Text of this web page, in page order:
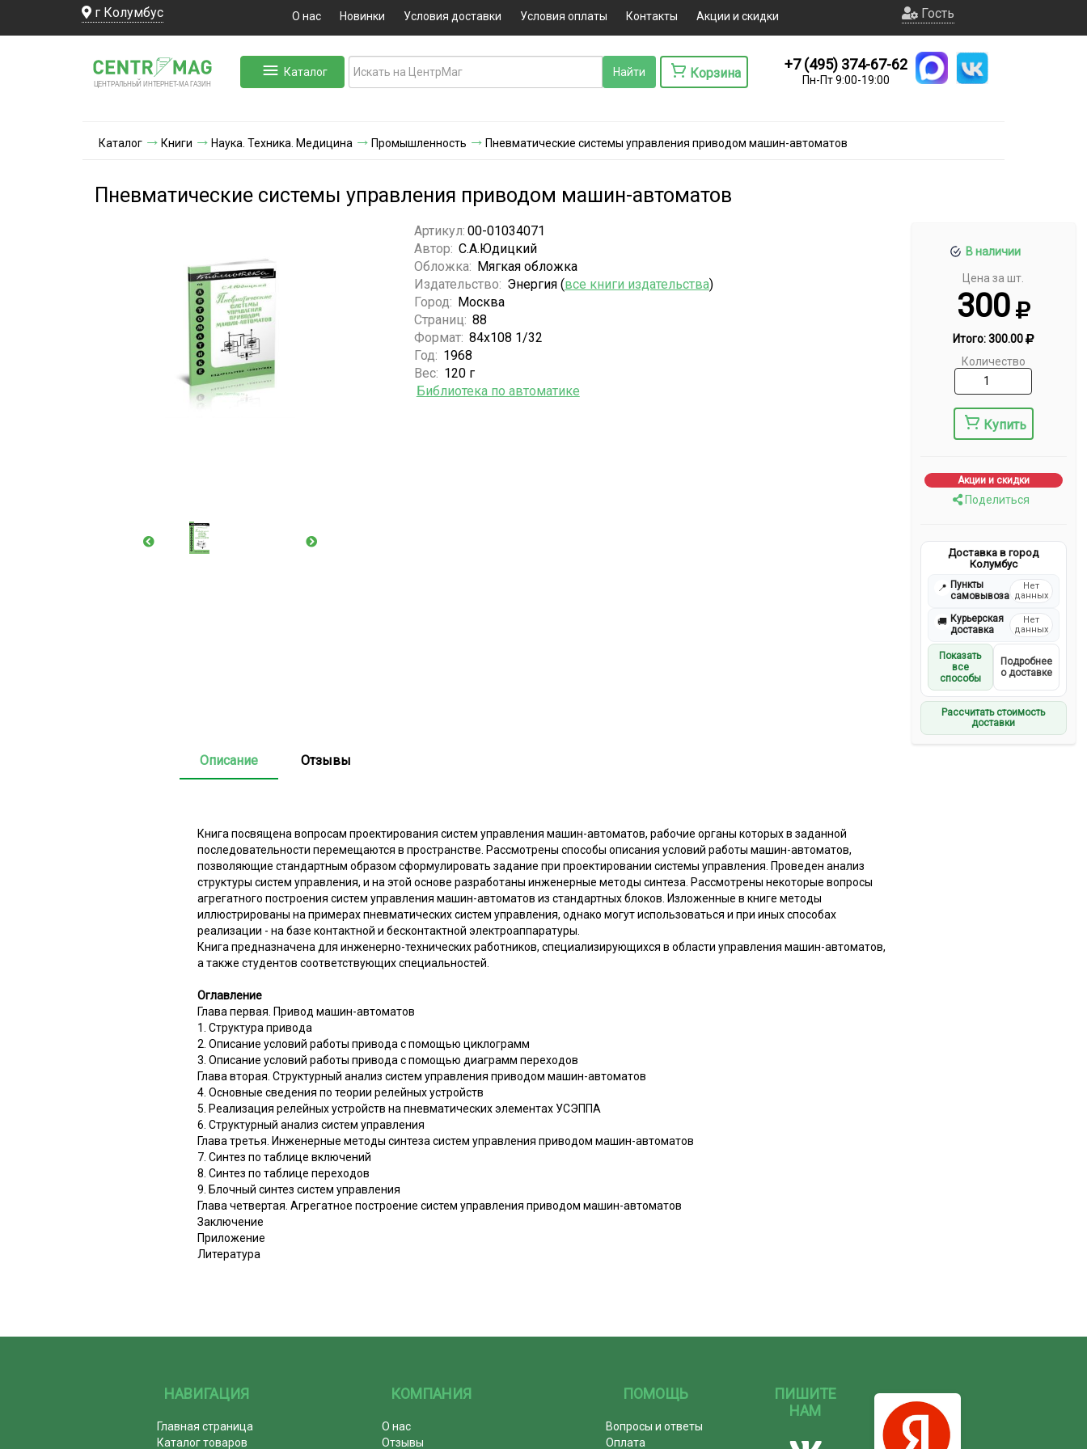
г Колумбус О нас Новинки Условия доставки Условия оплаты Контакты Акции и скидки Гость
ЦЕНТРАЛЬНЫЙ ИНТЕРНЕТ-МА ГАЗИН
Каталог Корзина
+7 (495) 374-67-62
Пн-Пт 9:00-19:00
Каталог Книги Наука. Техника. Медицина Промышленность Пневматические системы управления приводом машин-автоматов
Пневматические системы управления приводом машин-автоматов
В наличии
Цена за шт.
300
Итого:300.00
Количество
Купить
Акции и скидки
Поделиться
Доставка в город
Колумбус
📍 Пункты
самовывоза
Нет
данных
🚚 Курьерская
доставка
Нет
данных
Показать
все
способы
Подробнее
о доставке
Рассчитать стоимость
доставки
Артикул: 00-01034071
Автор: С.А.Юдицкий
Обложка: Мягкая обложка
Издательство: Энергия (все книги издательства)
Город: Москва
Страниц: 88
Формат: 84x108 1/32
Год: 1968
Вес: 120 г
Библиотека по автоматике
Описание Отзывы
Книга посвящена вопросам проектирования систем управления машин-автоматов, рабочие органы которых в заданной
последовательности перемещаются в пространстве. Рассмотрены способы описания условий работы машин-автоматов,
позволяющие стандартным образом сформулировать задание при проектировании системы управления. Проведен анализ
структуры систем управления, и на этой основе разработаны инженерные методы синтеза. Рассмотрены некоторые вопросы
агрегатного построения систем управления машин-автоматов из стандартных блоков. Изложенные в книге методы
иллюстрированы на примерах пневматических систем управления, однако могут использоваться и при иных способах
реализации - на базе контактной и бесконтактной электроаппаратуры.
Книга предназначена для инженерно-технических работников, специализирующихся в области управления машин-автоматов,
а также студентов соответствующих специальностей.
Оглавление
Глава первая. Привод машин-автоматов
1. Структура привода
2. Описание условий работы привода с помощью циклограмм
3. Описание условий работы привода с помощью диаграмм переходов
Глава вторая. Структурный анализ систем управления приводом машин-автоматов
4. Основные сведения по теории релейных устройств
5. Реализация релейных устройств на пневматических элементах УСЭППА
6. Структурный анализ систем управления
Глава третья. Инженерные методы синтеза систем управления приводом машин-автоматов
7. Синтез по таблице включений
8. Синтез по таблице переходов
9. Блочный синтез систем управления
Глава четвертая. Агрегатное построение систем управления приводом машин-автоматов
Заключение
Приложение
Литература
НАВИГАЦИЯ
Главная страница
Каталог товаров
КОМПАНИЯ
О нас
Отзывы
ПОМОЩЬ
Вопросы и ответы
Оплата
ПИШИТЕ
НАМ